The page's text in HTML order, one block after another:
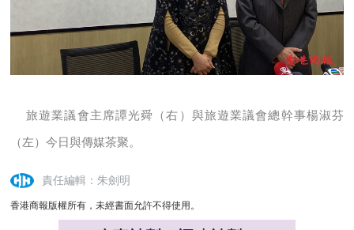
旅遊業議會主席譚光舜（右）與旅遊業議會總幹事楊淑芬
（左）今日與傳媒茶聚。
責任編輯：朱劍明
香港商報版權所有，未經書面允許不得使用。